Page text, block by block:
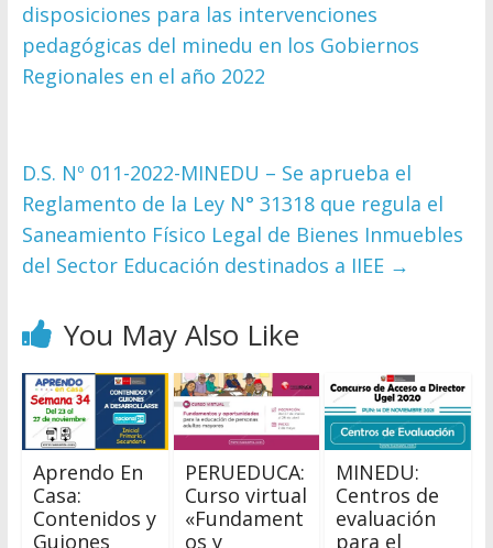
disposiciones para las intervenciones
pedagógicas del minedu en los Gobiernos
Regionales en el año 2022
D.S. Nº 011-2022-MINEDU – Se aprueba el
Reglamento de la Ley N° 31318 que regula el
Saneamiento Físico Legal de Bienes Inmuebles
del Sector Educación destinados a IIEE →
You May Also Like
Aprendo En
Casa:
Contenidos y
Guiones
PERUEDUCA:
Curso virtual
«Fundament
os y
MINEDU:
Centros de
evaluación
para el